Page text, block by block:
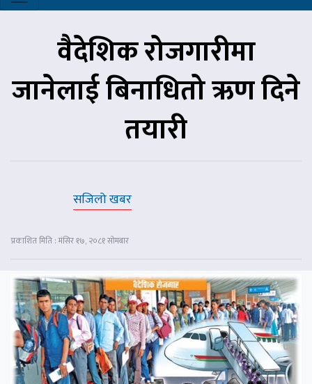
वैदेशिक रोजगारीमा
जानेलाई बिनाधितो ऋण दिने
तयारी
सजिलो खबर
प्रकाशित मिति : मंसिर १७, २०८१ सोमबार